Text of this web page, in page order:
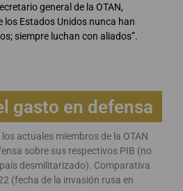
general de la OTAN,
los Estados Unidos nunca han
siempre luchan con aliados”.
gasto en defensa
los actuales miembros de la OTAN
sobre sus respectivos PIB (no
desmilitarizado). Comparativa
(fecha de la invasión rusa en